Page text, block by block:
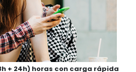
+ 24h) horas con carga rápida